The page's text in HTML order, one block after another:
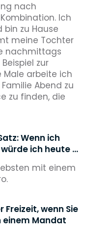
nach
Ich
zu Hause
meine Tochter
nachmittags
zur
Male arbeite ich
Abend zu
zu finden, die
Wenn ich
ich heute ...
mit einem
Freizeit, wenn Sie
einem Mandat